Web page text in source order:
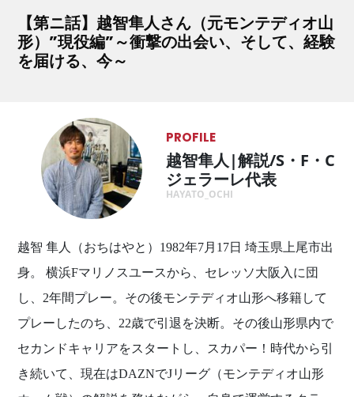
【第ニ話】越智隼人さん（元モンテディオ山
形）”現役編”～衝撃の出会い、そして、経験
を届ける、今～
PROFILE
越智隼人|解説/S・F・C
ジェラーレ代表
HAYATO_OCHI
越智 隼人（おちはやと）1982年7月17日 埼玉県上尾市出
身。 横浜Fマリノスユースから、セレッソ大阪入に団
し、2年間プレー。その後モンテディオ山形へ移籍して
プレーしたのち、22歳で引退を決断。その後山形県内で
セカンドキャリアをスタートし、スカパー！時代から引
き続いて、現在はDAZNでJリーグ（モンテディオ山形